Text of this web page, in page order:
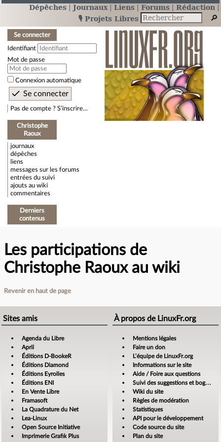
Dépêches Journaux Liens Forums
Rédaction
🎙️ Projets Libres
Se connecter
Identifiant
Mot de passe
Connexion automatique
Pas de compte ? S’inscrire…
Christophe
Raoux
journaux
dépêches
liens
messages sur les forums
entrées du suivi
ajouts au wiki
commentaires
Derniers
contenus
Les participations de
Christophe Raoux au wiki
Revenir en haut de page
Sites amis
Agenda du Libre
April
Éditions D-BookeR
Éditions Diamond
Éditions Eyrolles
Éditions ENI
En Vente Libre
Framasoft
La Quadrature du Net
Lea-Linux
Open Source Initiative
Imprimerie Grafik Plus
À propos de LinuxFr.org
Mentions légales
Faire un don
L’équipe de LinuxFr.org
Informations sur le site
Aide / Foire aux questions
Suivi des suggestions et bogues
Wiki du site
Règles de modération
Statistiques
API pour le développement
Code source du site
Plan du site